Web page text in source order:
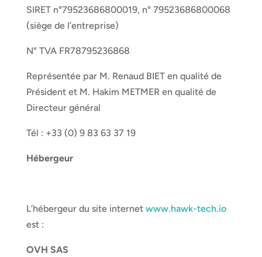
SIRET n°79523686800019, n° 79523686800068
(siège de l’entreprise)
N° TVA FR78795236868
Représentée par M. Renaud BIET en qualité de
Président et M. Hakim METMER en qualité de
Directeur général
Tél : +33 (0) 9 83 63 37 19
Hébergeur
L’hébergeur du site internet www.hawk-tech.io
est :
OVH SAS